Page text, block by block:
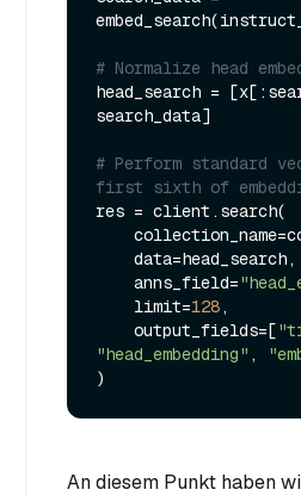
# Normalize head
head_search =
search_data]
# Perform standard
first sixth of
res = client.search(
    anns_field=
    limit=
128,
    output_fields=[
"head_embedding" ,
An diesem Punkt haben